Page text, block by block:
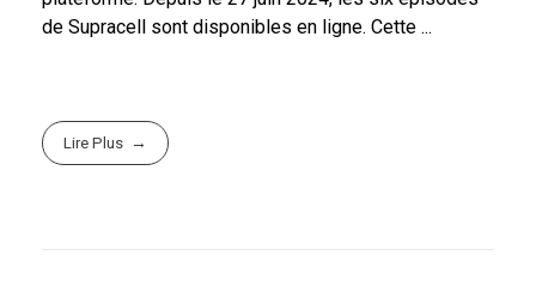
de Supracell sont disponibles en ligne. Cette ...
Lire Plus